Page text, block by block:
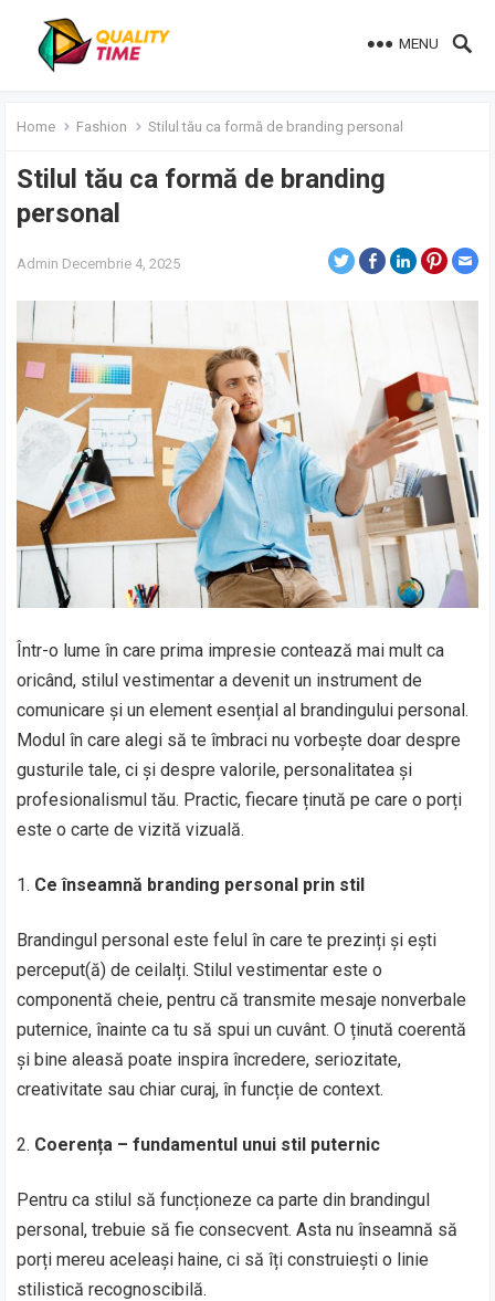
MENU
Home Fashion Stilul tău ca formă de branding personal
Stilul tău ca formă de branding
personal
Admin Decembrie 4, 2025
Într-o lume în care prima impresie contează mai mult ca
oricând, stilul vestimentar a devenit un instrument de
comunicare și un element esențial al brandingului personal.
Modul în care alegi să te îmbraci nu vorbește doar despre
gusturile tale, ci și despre valorile, personalitatea și
profesionalismul tău. Practic, fiecare ținută pe care o porți
este o carte de vizită vizuală.
Ce înseamnă branding personal prin stil
Brandingul personal este felul în care te prezinți și ești
perceput(ă) de ceilalți. Stilul vestimentar este o
componentă cheie, pentru că transmite mesaje nonverbale
puternice, înainte ca tu să spui un cuvânt. O ținută coerentă
și bine aleasă poate inspira încredere, seriozitate,
creativitate sau chiar curaj, în funcție de context.
Coerența – fundamentul unui stil puternic
Pentru ca stilul să funcționeze ca parte din brandingul
personal, trebuie să fie consecvent. Asta nu înseamnă să
porți mereu aceleași haine, ci să îți construiești o linie
stilistică recognoscibilă.